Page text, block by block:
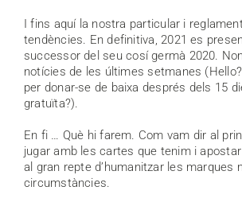
I fins aquí la nostra particular i
tendències. En definitiva, 2021 es
successor del seu cosí germà 2020.
notícies de les últimes setmanes
per donar-se de baixa després dels 15
gratuïta?).
En fi … Què hi farem. Com vam dir al
jugar amb les cartes que tenim i
al gran repte d’humanitzar les marques
circumstàncies.